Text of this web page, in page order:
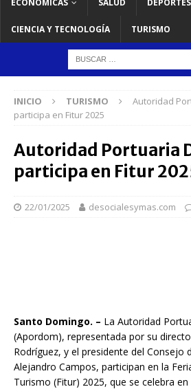
ECONOMICAS SALUD DEPORTES
CIENCIA Y TECNOLOGÍA TURISMO
INICIO TURISMO
Autoridad
participa en Fitur 2025
Autoridad Portuaria
participa en Fitur
22/01/2025 desocialesymas.com
Santo Domingo. – La Autoridad
(Apordom), representada por su
Rodríguez, y el presidente del Consejo
Alejandro Campos, participan en la
Turismo (Fitur) 2025, que se celebra en